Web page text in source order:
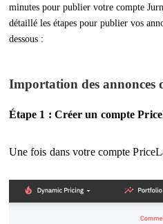
minutes pour publier votre compte
détaillé les étapes pour publier vos
dessous :
Importation des annonces
Étape 1 : Créer un compte
Une fois dans votre compte